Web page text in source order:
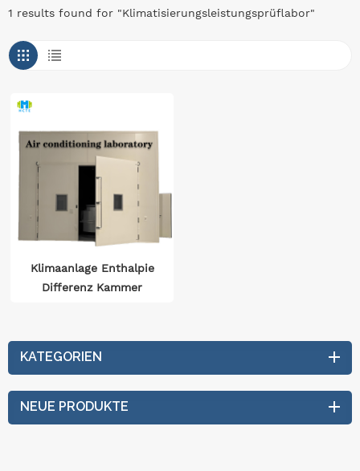
1 results found for "Klimatisierungsleistungsprüflabor"
Klimaanlage Enthalpie
Differenz Kammer
Feuchtigkeit ±0.1℃
Präzise Steuerung
KATEGORIEN
NEUE PRODUKTE